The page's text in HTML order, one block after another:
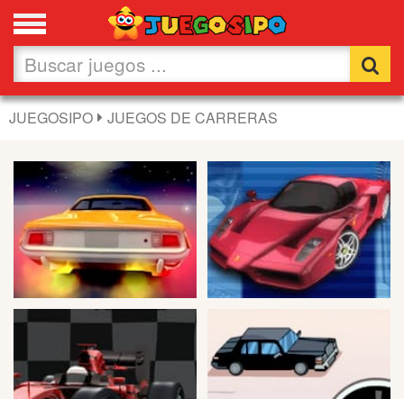
Favoritos
Nuevos
Carros
Acción
Chicas
Fútbol
JUEGOSIPO JUEGOS DE CARRERAS